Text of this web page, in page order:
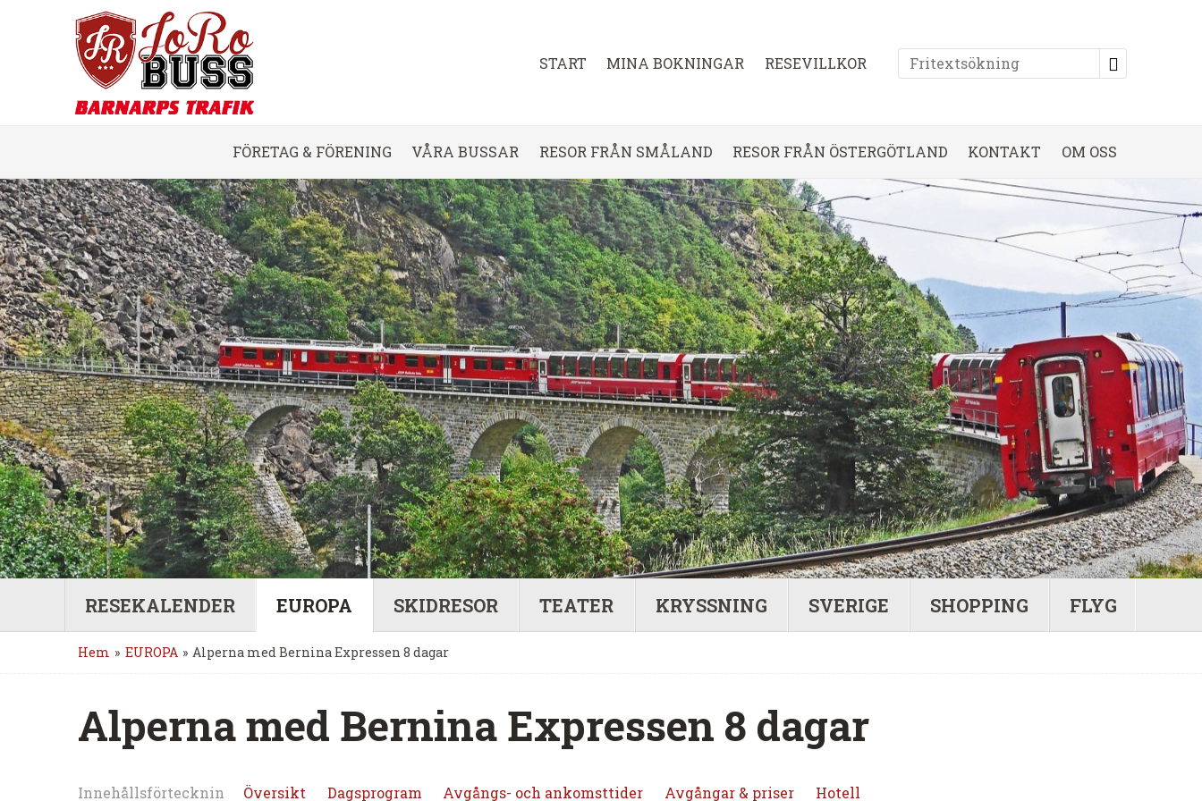
START MINA BOKNINGAR RESEVILLKOR
FÖRETAG & FÖRENING VÅRA BUSSAR RESOR FRÅN SMÅLAND RESOR FRÅN ÖSTERGÖTLAND KONTAKT OM OSS
RESEKALENDER EUROPA SKIDRESOR TEATER KRYSSNING SVERIGE SHOPPING FLYG
Hem » EUROPA » Alperna med Bernina Expressen 8 dagar
Alperna med Bernina Expressen 8 dagar
Innehållsförtecknin Översikt Dagsprogram Avgångs- och ankomsttider Avgångar & priser Hotell